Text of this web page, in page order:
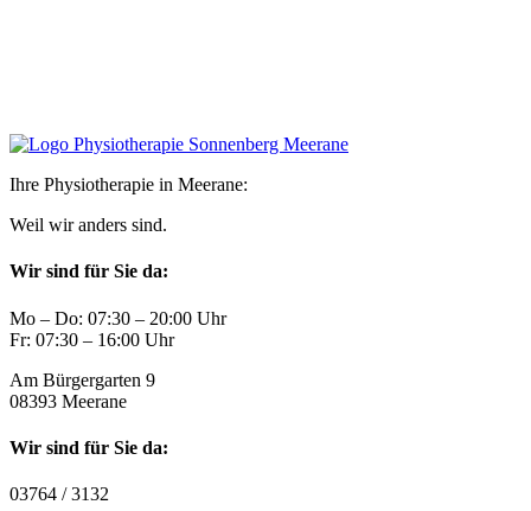
Ihre Physiotherapie in Meerane:
Weil wir anders sind.
Wir sind für Sie da:
Mo – Do: 07:30 – 20:00 Uhr
Fr: 07:30 – 16:00 Uhr
Am Bürgergarten 9
08393 Meerane
Wir sind für Sie da:
03764 / 3132